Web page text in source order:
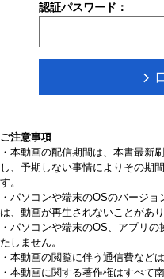
認証パスワード：
ご注意事項
・本動画の配信期間は、本書最新
し、予期しない事情によりその期
す。
・パソコンや端末のOSのバージ
は、動画が再生されないことがあり
・パソコンや端末のOS、アプリ
たしません。
・本動画の閲覧に伴う通信費など
・本動画に関する著作権はすべて